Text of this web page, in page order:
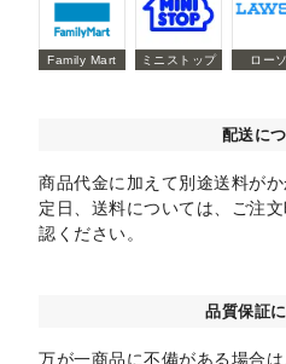
Family Mart ミニストップ ロー
配送に
商品代金に加えて別途送料が
定日、送料については、ご注
認ください。
品質保証
万が一商品に不備がある場合は